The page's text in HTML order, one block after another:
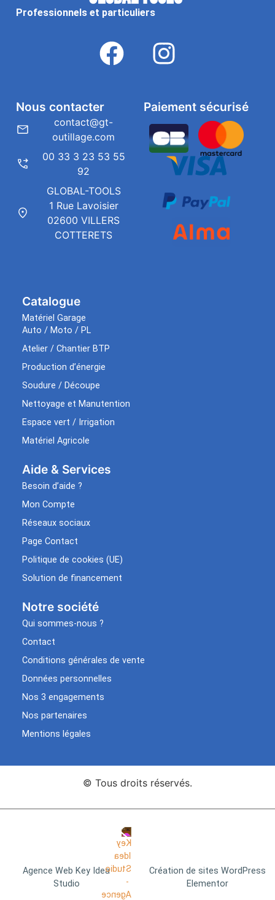
Professionnels et particuliers
Catalogue
Matériel Garage
Auto / Moto / PL
Atelier / Chantier BTP
Production d’énergie
Soudure / Découpe
Nettoyage et Manutention
Espace vert / Irrigation
Matériel Agricole
Aide & Services​
Besoin d’aide ?
Mon Compte
Réseaux sociaux
Page Contact
Politique de cookies (UE)
Solution de financement
Notre société
Qui sommes-nous ?
Contact
Conditions générales de vente
Données personnelles
Nos 3 engagements
Nos partenaires
Mentions légales
Paiement sécurisé
Nous contacter
contact@gt-
outillage.com
00 33 3 23 53 55
92
GLOBAL-TOOLS
1 Rue Lavoisier
02600 VILLERS
COTTERETS
© Tous droits réservés.
Agence Web Key Idea
Studio
Création de sites WordPress
Elementor